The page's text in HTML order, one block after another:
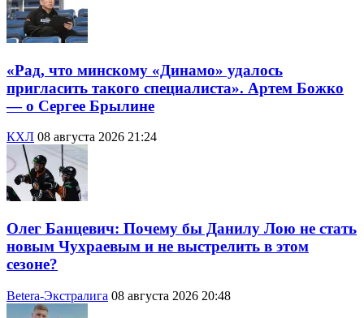
«Рад, что минскому «Динамо» удалось
пригласить такого специалиста». Артем Божко
— о Сергее Брылине
КХЛ 08 августа 2026 21:24
Олег Банцевич: Почему бы Данилу Лою не стать
новым Чухраевым и не выстрелить в этом
сезоне?
Betera-Экстралига 08 августа 2026 20:48